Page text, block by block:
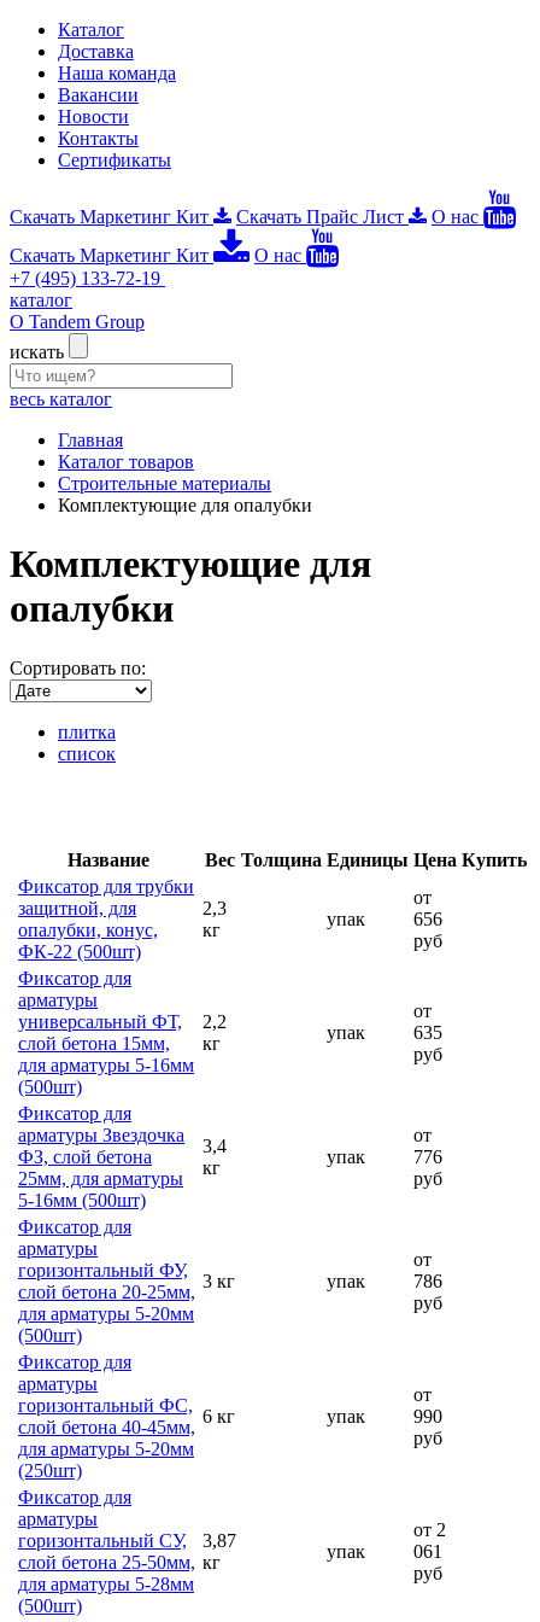
Каталог
Доставка
Наша команда
Вакансии
Новости
Контакты
Сертификаты
Скачать Маркетинг Кит Скачать Прайс Лист
О нас
Скачать Маркетинг Кит
О нас
+7 (495) 133-72-19
каталог
О Tandem Group
искать
весь каталог
Главная
Каталог товаров
Строительные материалы
Комплектующие для опалубки
Комплектующие для
опалубки
Сортировать по:
плитка
список
Название Вес Толщина Единицы Цена Купить
Фиксатор для трубки
защитной, для
опалубки, конус,
ФК-22 (500шт)
2,3
кг
упак
от
656
руб
Фиксатор для
арматуры
универсальный ФТ,
слой бетона 15мм,
для арматуры 5-16мм
(500шт)
2,2
кг
упак
от
635
руб
Фиксатор для
арматуры Звездочка
ФЗ, слой бетона
25мм, для арматуры
5-16мм (500шт)
3,4
кг
упак
от
776
руб
Фиксатор для
арматуры
горизонтальный ФУ,
слой бетона 20-25мм,
для арматуры 5-20мм
(500шт)
3 кг упак
от
786
руб
Фиксатор для
арматуры
горизонтальный ФС,
слой бетона 40-45мм,
для арматуры 5-20мм
(250шт)
6 кг упак
от
990
руб
Фиксатор для
арматуры
горизонтальный СУ,
слой бетона 25-50мм,
для арматуры 5-28мм
(500шт)
3,87
кг
упак
от 2
061
руб